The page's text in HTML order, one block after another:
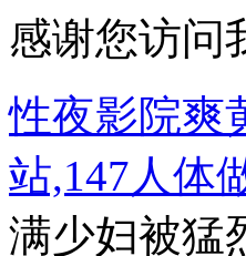
感谢您访问
性夜影院爽
站,147人体